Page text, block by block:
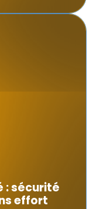
: sécurité
effort